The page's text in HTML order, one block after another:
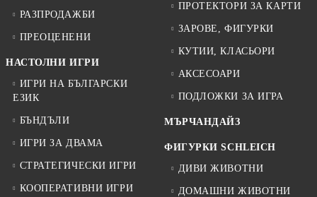
РАЗПРОДАЖБИ
ПРЕОЦЕНЕНИ
НАСТОЛНИ ИГРИ
ИГРИ НА БЪЛГАРСКИ
ЕЗИК
БЪНДЪЛИ
ИГРИ ЗА ДВАМА
СТРАТЕГИЧЕСКИ ИГРИ
КООПЕРАТИВНИ ИГРИ
ПРОТЕКТОРИ ЗА КАРТИ
ЗАРОВЕ, ФИГУРКИ
КУТИИ, КЛАСЬОРИ
АКСЕСОАРИ
ПОДЛОЖКИ ЗА ИГРА
МЪРЧАНДАЙЗ
ФИГУРКИ SCHLEICH
ДИВИ ЖИВОТНИ
ДОМАШНИ ЖИВОТНИ